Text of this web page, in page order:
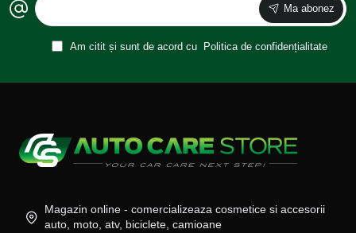
Ma abonez
Am citit și sunt de acord cu Politica de confidențialitate
Magazin online - comercializeaza cosmetice si accesorii
auto, moto, atv, biciclete, camioane